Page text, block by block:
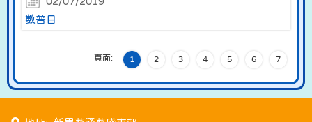
數普日
頁面: 1 2 3 4 5 6 7